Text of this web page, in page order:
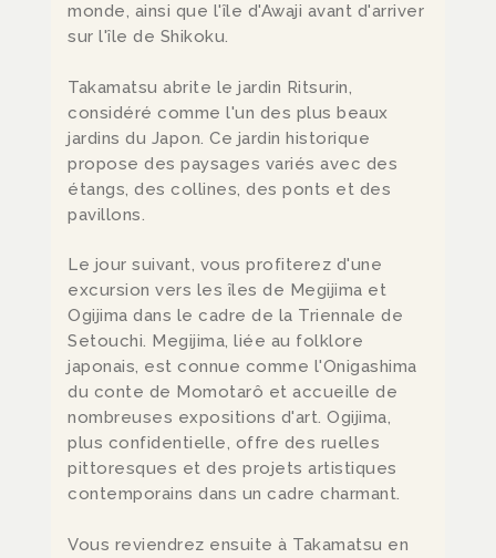
monde, ainsi que l'île d'Awaji avant d'arriver
sur l'île de Shikoku.
Takamatsu abrite le jardin Ritsurin,
considéré comme l'un des plus beaux
jardins du Japon. Ce jardin historique
propose des paysages variés avec des
étangs, des collines, des ponts et des
pavillons.
Le jour suivant, vous profiterez d'une
excursion vers les îles de Megijima et
Ogijima dans le cadre de la Triennale de
Setouchi. Megijima, liée au folklore
japonais, est connue comme l'Onigashima
du conte de Momotarô et accueille de
nombreuses expositions d'art. Ogijima,
plus confidentielle, offre des ruelles
pittoresques et des projets artistiques
contemporains dans un cadre charmant.
Vous reviendrez ensuite à Takamatsu en